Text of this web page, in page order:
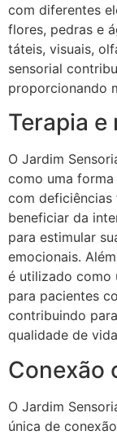
com diferentes
flores, pedras e
táteis, visuais,
sensorial
proporcionando
Terapia
O Jardim
como uma
com
beneficiar da
para estimular
emocionais.
é utilizado como
para pacientes
contribuindo
qualidade de
Conexão
O Jardim
única de